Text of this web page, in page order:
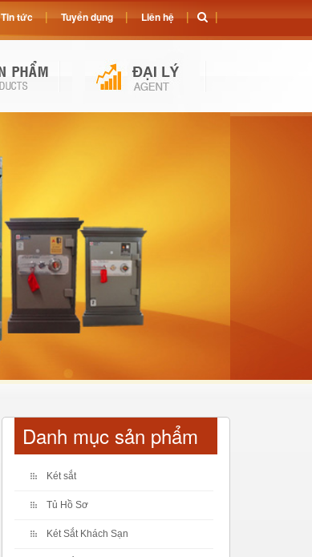
Danh mục sản phẩm
Két sắt
Tủ Hồ Sơ
Két Sắt Khách Sạn
Tin tức Tuyển dụng Liên hệ